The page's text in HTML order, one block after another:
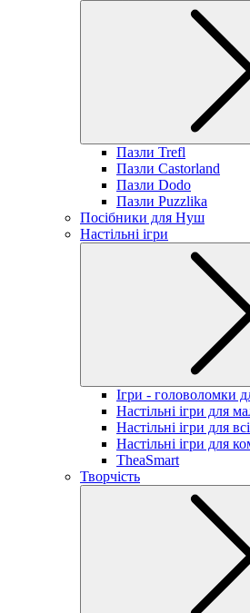
Пазли Trefl
Пазли Castorland
Пазли Dodo
Пазли Puzzlika
Посібники для Нуш
Настільні ігри
Ігри - головоломки
Настільні ігри для
Настільні ігри для
Настільні ігри для
TheaSmart
Творчість